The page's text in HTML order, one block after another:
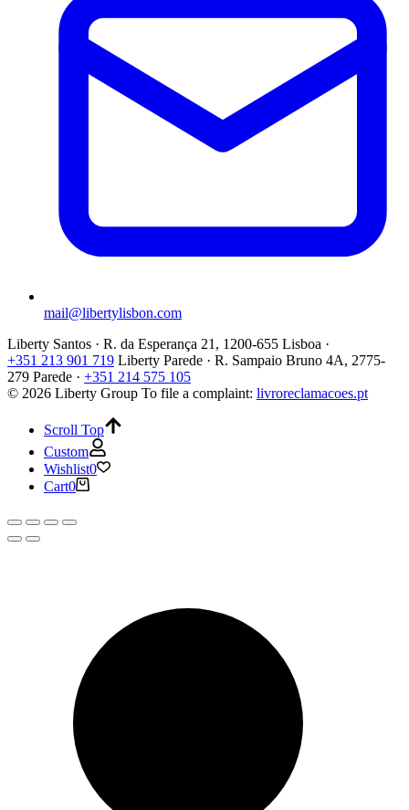
mail@libertylisbon.com
Liberty Santos · R. da Esperança 21, 1200-655 Lisboa ·
+351 213 901 719 Liberty Parede · R. Sampaio Bruno 4A, 2775-
279 Parede · +351 214 575 105
© 2026 Liberty Group To file a complaint: livroreclamacoes.pt
Scroll Top
Custom
Wishlist0
Cart0